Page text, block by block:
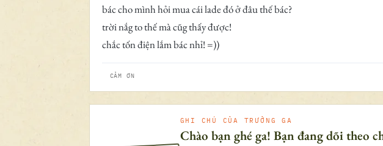
bác cho mình hỏi mua cái lade đó ở đâu thế bác?
trời nắg to thế mà cũg thấy được!
chắc tốn điện lắm bác nhỉ! =))
CẢM ƠN
GHI CHÚ CỦA TRƯỞNG GA
Chào bạn ghé ga! Bạn đang dõi theo